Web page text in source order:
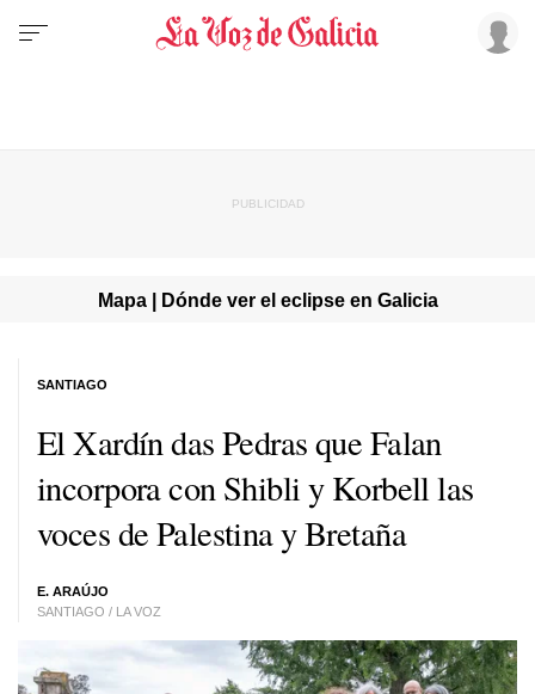
Mapa | Dónde ver el eclipse en Galicia
El Xardín das Pedras que Falan
incorpora con Shibli y Korbell las
voces de Palestina y Bretaña
E. ARAÚJO
SANTIAGO / LA VOZ
SANTIAGO